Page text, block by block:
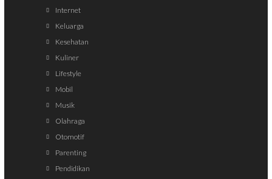
Internet
Keluarga
Kesehatan
Kuliner
Lifestyle
Mobil
Musik
Olahraga
Otomotif
Parenting
Pendidikan